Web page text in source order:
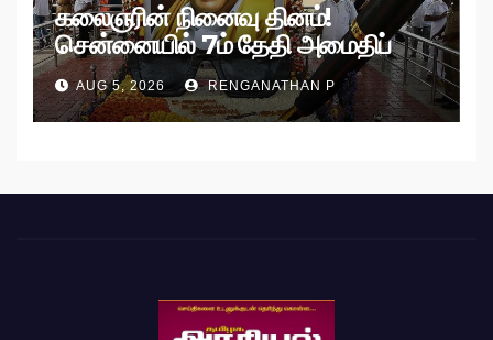
கலைஞரின் நினைவு தினம்!
சென்னையில் 7ம் தேதி அமைதிப்
பேரணி!
AUG 5, 2026 RENGANATHAN P